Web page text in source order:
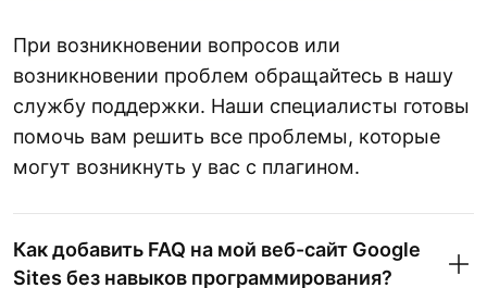
При возникновении вопросов или
возникновении проблем обращайтесь в нашу
службу поддержки. Наши специалисты готовы
помочь вам решить все проблемы, которые
могут возникнуть у вас с плагином.
Как добавить FAQ на мой веб-сайт Google
Sites без навыков программирования?